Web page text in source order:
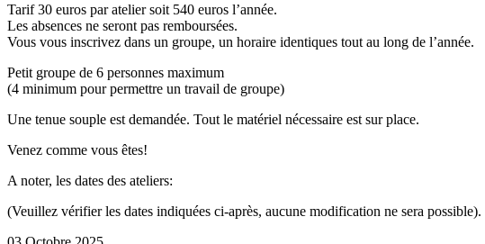
Tarif 30 euros par atelier soit 540 euros l’année.
Les absences ne seront pas remboursées.
Vous vous inscrivez dans un groupe, un horaire identiques tout au long de l’année.
Petit groupe de 6 personnes maximum
(4 minimum pour permettre un travail de groupe)
Une tenue souple est demandée. Tout le matériel nécessaire est sur place.
Venez comme vous êtes!
A noter, les dates des ateliers:
(Veuillez vérifier les dates indiquées ci-après, aucune modification ne sera possible).